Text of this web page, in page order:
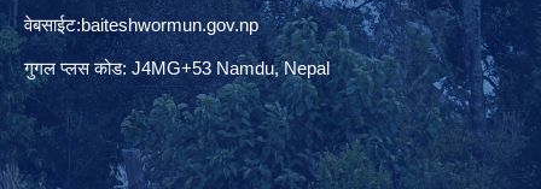
वेबसाईट:baiteshwormun.gov.np
गुगल प्लस कोड: J4MG+53 Namdu, Nepal